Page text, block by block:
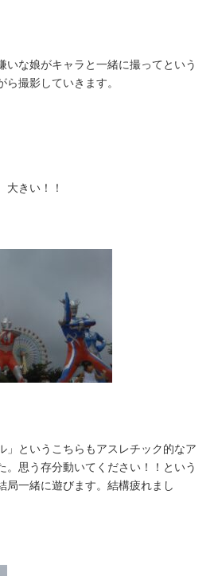
いな娘がキャラと一緒に撮ってという
撮影していきます。
大きい！！
」というこちらもアスレチック的なア
。思う存分動いてください！！という
局一緒に遊びます。結構疲れまし